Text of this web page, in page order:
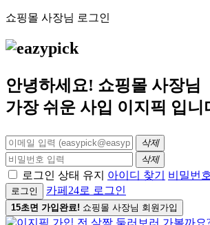
쇼핑몰 사장님 로그인
안녕하세요! 쇼핑몰 사장님
가장 쉬운 사입 이지픽 입니
삭제
삭제
로그인 상태 유지 아이디 찾기 비밀번
로그인 카페24로 로그인
15초면 가입완료! 쇼핑몰 사장님 회원가입